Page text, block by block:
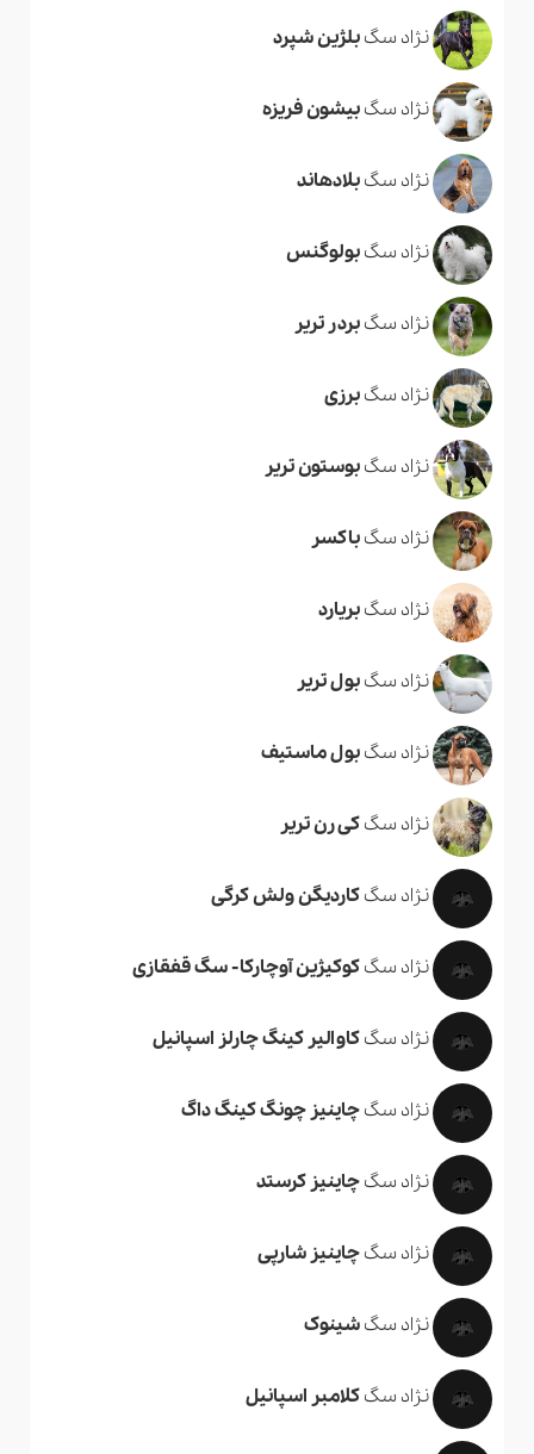
نژاد سگبلژین شپرد
نژاد سگبیشون فریزه
نژاد سگبلادهاند
نژاد سگبولوگنس
نژاد سگبردر تریر
نژاد سگبرزی
نژاد سگبوستون تریر
نژاد سگباکسر
نژاد سگبریارد
نژاد سگبول تریر
نژاد سگبول ماستیف
نژاد سگکی رن تریر
نژاد سگکاردیگن ولش کرگی
نژاد سگکوکیژین آوچارکا- سگ قفقازی
نژاد سگکاوالیر کینگ چارلز اسپانیل
نژاد سگچاینیز چونگ کینگ داگ
نژاد سگچاینیز کرستد
نژاد سگچاینیز شارپی
نژاد سگشینوک
نژاد سگکلامبر اسپانیل